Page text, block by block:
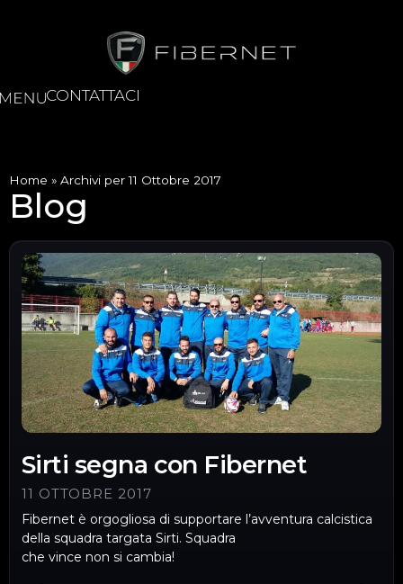
CONTATTACI
Home » Archivi per 11 Ottobre 2017
Blog
Sirti segna con Fibernet
11 OTTOBRE 2017
Fibernet è orgogliosa di supportare l’avventura calcistica
della squadra targata Sirti. Squadra
che vince non si cambia!